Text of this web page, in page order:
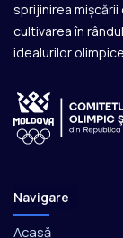
sprijinirea
cultivarea în
idealurilor
Navigare
Acasă